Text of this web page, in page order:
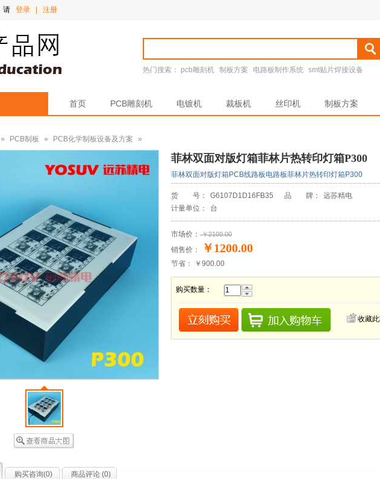
请 登录 注册
热门搜索： pcb雕刻机 制板方案 电路板制作系统 smt贴片焊接设备
首页 PCB雕刻机 电镀机 裁板机 丝印机 制板方案
» PCB制板 » PCB化学制板设备及方案 »
菲林双面对版灯箱菲林片热转印灯箱P300
菲林双面对版灯箱PCB线路板电路板菲林片热转印灯箱P300
货 号： G6107D1D16FB35 品 牌：
远苏精电
计量单位：
台
市场价： ￥2100.00
销售价： ￥1200.00
节省： ￥900.00
购买数量：
收藏
购买咨询(0) 商品评论 (0)